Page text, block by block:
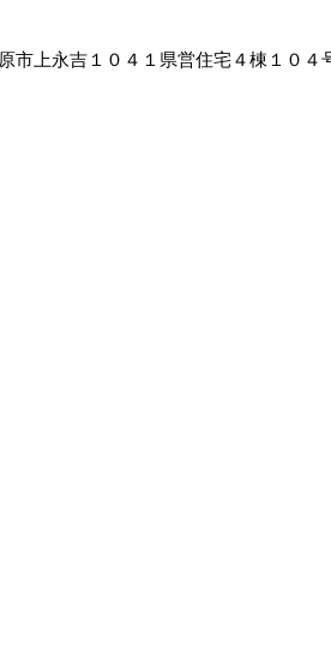
市上永吉１０４１県営住宅４棟１０４